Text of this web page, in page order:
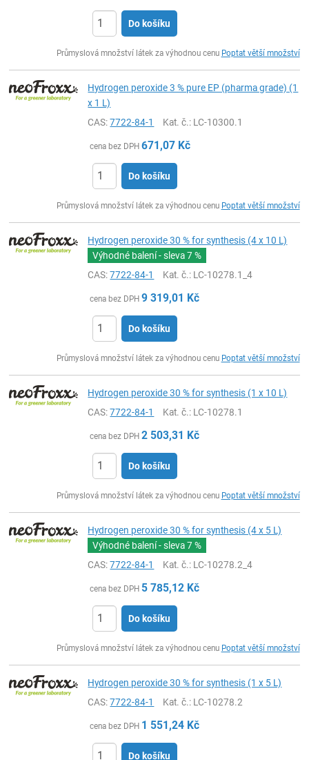
Do košíku
Průmyslová množství látek za výhodnou cenu Poptat větší množství
Hydrogen peroxide 3 % pure EP (pharma grade) (1
x 1 L)
CAS:7722-84-1 Kat. č.: LC-10300.1
cena bez DPH 671,07 Kč
Do košíku
Průmyslová množství látek za výhodnou cenu Poptat větší množství
Hydrogen peroxide 30 % for synthesis (4 x 10 L)
Výhodné balení - sleva7 %
CAS:7722-84-1 Kat. č.: LC-10278.1_4
cena bez DPH 9 319,01 Kč
Do košíku
Průmyslová množství látek za výhodnou cenu Poptat větší množství
Hydrogen peroxide 30 % for synthesis (1 x 10 L)
CAS:7722-84-1 Kat. č.: LC-10278.1
cena bez DPH 2 503,31 Kč
Do košíku
Průmyslová množství látek za výhodnou cenu Poptat větší množství
Hydrogen peroxide 30 % for synthesis (4 x 5 L)
Výhodné balení - sleva7 %
CAS:7722-84-1 Kat. č.: LC-10278.2_4
cena bez DPH 5 785,12 Kč
Do košíku
Průmyslová množství látek za výhodnou cenu Poptat větší množství
Hydrogen peroxide 30 % for synthesis (1 x 5 L)
CAS:7722-84-1 Kat. č.: LC-10278.2
cena bez DPH 1 551,24 Kč
Do košíku